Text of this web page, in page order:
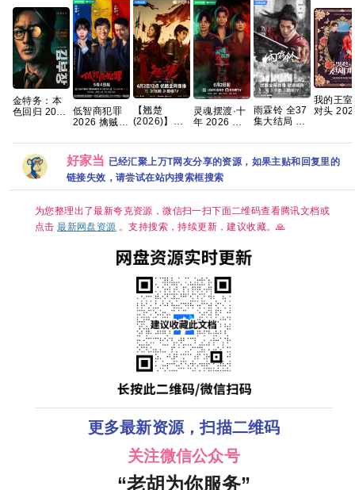
金特务：本
色回归 2026
百度网盘+】
低智商犯罪
2026 擒贼记
骁 田曦薇 王
传君 已更最
新 夸克
【翘楚
(2026)】】
更新】
【1080P高
码】【国语
中字】【单
集/0.9G】
情 】【主演:
陈都灵 / 周
翊然】
灵魂摆渡·十
年 2026 灵
疑惊悚奇幻
冒险 于毅 刘
智扬 肖茵 已
更最新 夸克
雨霖铃 全37
集大结局 4K
克百度网盘
+】
我的王室
对头
情】 【
妍 / 许南
俊】【韩
好家当 已经汇聚上万T网友分享的资源，如果主贴和回复里的
链接失效，请尝试在站内搜索框搜索
为您整理出了最新夸克资源，微信扫一扫下面二维码查看腾讯文档或
点击最新网盘资源 。支持搜索，持续更新，建议收藏。🙏
更多最新资源，扫描二维码
关注微信公众号
“老胡为你服务”